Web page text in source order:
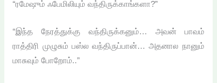
“ரமேஷும் ஃபேமிலியும் வந்திருக்காங்களா?”
“இந்த நேரத்துக்கு வந்திருக்கனும்… அவன் பாவம்
ராத்திரி முழுசும் பஸ்ல வந்திருப்பான்… அதனால நானும்
மாசுவும் போறோம்..”